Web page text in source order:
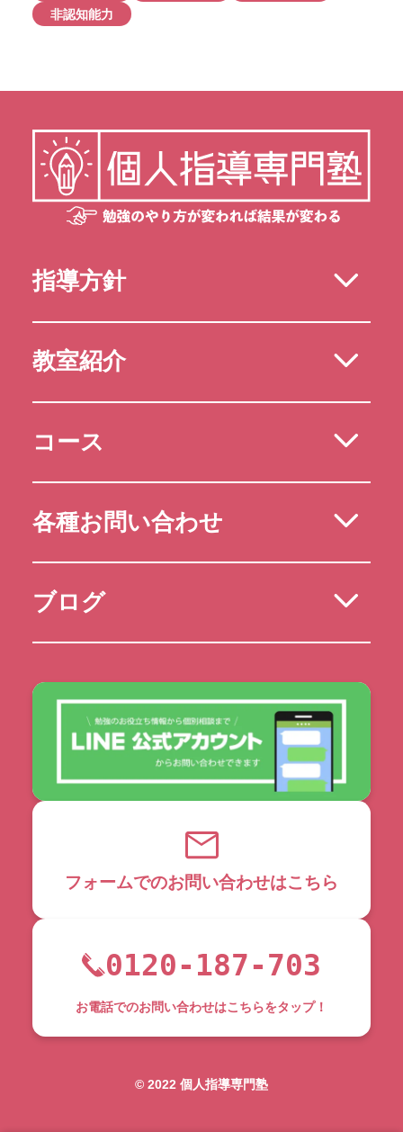
非認知能力
指導方針
教室紹介
コース
各種お問い合わせ
ブログ
フォームでのお問い合わせはこちら
0120-187-703
お電話でのお問い合わせはこちらをタップ！
©︎ 2022 個人指導専門塾